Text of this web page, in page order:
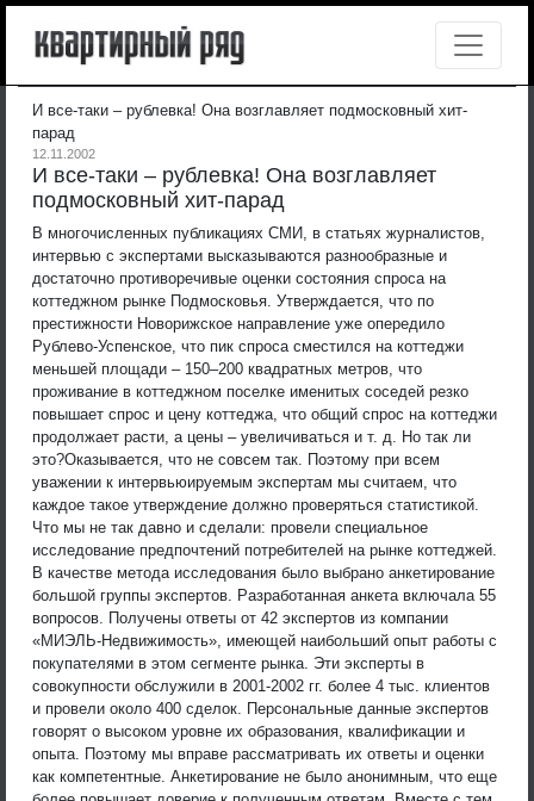
И все-таки – рублевка! Она возглавляет подмосковный хит-
парад
12.11.2002
И все-таки – рублевка! Она возглавляет
подмосковный хит-парад
В многочисленных публикациях СМИ, в статьях журналистов,
интервью с экспертами высказываются разнообразные и
достаточно противоречивые оценки состояния спроса на
коттеджном рынке Подмосковья. Утверждается, что по
престижности Новорижское направление уже опередило
Рублево-Успенское, что пик спроса сместился на коттеджи
меньшей площади – 150–200 квадратных метров, что
проживание в коттеджном поселке именитых соседей резко
повышает спрос и цену коттеджа, что общий спрос на коттеджи
продолжает расти, а цены – увеличиваться и т. д. Но так ли
это?Оказывается, что не совсем так. Поэтому при всем
уважении к интервьюируемым экспертам мы считаем, что
каждое такое утверждение должно проверяться статистикой.
Что мы не так давно и сделали: провели специальное
исследование предпочтений потребителей на рынке коттеджей.
В качестве метода исследования было выбрано анкетирование
большой группы экспертов. Разработанная анкета включала 55
вопросов. Получены ответы от 42 экспертов из компании
«МИЭЛЬ-Недвижимость», имеющей наибольший опыт работы с
покупателями в этом сегменте рынка. Эти эксперты в
совокупности обслужили в 2001-2002 гг. более 4 тыс. клиентов
и провели около 400 сделок. Персональные данные экспертов
говорят о высоком уровне их образования, квалификации и
опыта. Поэтому мы вправе рассматривать их ответы и оценки
как компетентные. Анкетирование не было анонимным, что еще